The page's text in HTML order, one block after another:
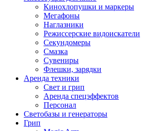
Кинохлопушки и маркеры
Мегафоны
Наглазники
Режиссерские видоискатели
Секундомеры
Смазка
Сувениры
Флешки, зарядки
Аренда техники
Свет и грип
Аренда спецэффектов
Персонал
Светобазы и генераторы
Грип